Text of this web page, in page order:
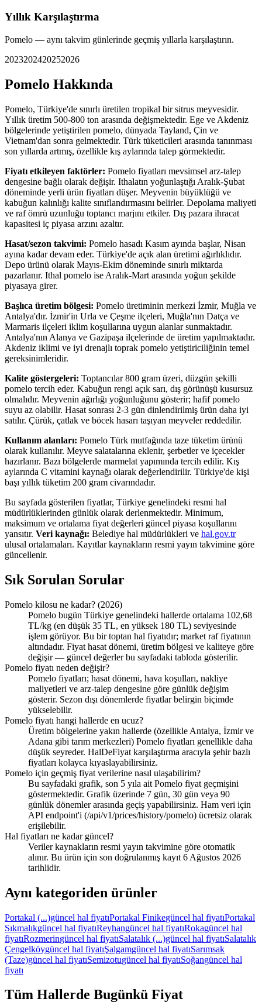
Yıllık Karşılaştırma
Pomelo — aynı takvim günlerinde geçmiş yıllarla karşılaştırın.
2023202420252026
Pomelo Hakkında
Pomelo, Türkiye'de sınırlı üretilen tropikal bir sitrus meyvesidir.
Yıllık üretim 500-800 ton arasında değişmektedir. Ege ve Akdeniz
bölgelerinde yetiştirilen pomelo, dünyada Tayland, Çin ve
Vietnam'dan sonra gelmektedir. Türk tüketicileri arasında tanınması
son yıllarda artmış, özellikle kış aylarında talep görmektedir.
Fiyatı etkileyen faktörler: Pomelo fiyatları mevsimsel arz-talep
dengesine bağlı olarak değişir. Ithalatın yoğunlaştığı Aralık-Şubat
döneminde yerli ürün fiyatları düşer. Meyvenin büyüklüğü ve
kabuğun kalınlığı kalite sınıflandırmasını belirler. Depolama maliyeti
ve raf ömrü uzunluğu toptancı marjını etkiler. Dış pazara ihracat
kapasitesi iç piyasa arzını azaltır.
Hasat/sezon takvimi: Pomelo hasadı Kasım ayında başlar, Nisan
ayına kadar devam eder. Türkiye'de açık alan üretimi ağırlıklıdır.
Depo ürünü olarak Mayıs-Ekim döneminde sınırlı miktarda
pazarlanır. Ithal pomelo ise Aralık-Mart arasında yoğun şekilde
piyasaya girer.
Başlıca üretim bölgesi: Pomelo üretiminin merkezi İzmir, Muğla ve
Antalya'dır. İzmir'in Urla ve Çeşme ilçeleri, Muğla'nın Datça ve
Marmaris ilçeleri iklim koşullarına uygun alanlar sunmaktadır.
Antalya'nın Alanya ve Gazipaşa ilçelerinde de üretim yapılmaktadır.
Akdeniz iklimi ve iyi drenajlı toprak pomelo yetiştiriciliğinin temel
gereksinimleridir.
Kalite göstergeleri: Toptancılar 800 gram üzeri, düzgün şekilli
pomelo tercih eder. Kabuğun rengi açık sarı, dış görünüşü kusursuz
olmalıdır. Meyvenin ağırlığı yoğunluğunu gösterir; hafif pomelo
suyu az olabilir. Hasat sonrası 2-3 gün dinlendirilmiş ürün daha iyi
satılır. Çürük, çatlak ve böcek hasarı taşıyan meyveler reddedilir.
Kullanım alanları: Pomelo Türk mutfağında taze tüketim ürünü
olarak kullanılır. Meyve salatalarına eklenir, şerbetler ve içecekler
hazırlanır. Bazı bölgelerde marmelat yapımında tercih edilir. Kış
aylarında C vitamini kaynağı olarak değerlendirilir. Türkiye'de kişi
başı yıllık tüketim 200 gram civarındadır.
Bu sayfada gösterilen fiyatlar, Türkiye genelindeki resmi hal
müdürlüklerinden günlük olarak derlenmektedir. Minimum,
maksimum ve ortalama fiyat değerleri güncel piyasa koşullarını
yansıtır. Veri kaynağı: Belediye hal müdürlükleri ve hal.gov.tr
ulusal ortalamaları. Kayıtlar kaynakların resmi yayın takvimine göre
güncellenir.
Sık Sorulan Sorular
Pomelo kilosu ne kadar? (2026)
Pomelo bugün Türkiye genelindeki hallerde ortalama 102,68
TL/kg (en düşük 35 TL, en yüksek 180 TL) seviyesinde
işlem görüyor. Bu bir toptan hal fiyatıdır; market raf fiyatının
altındadır. Fiyat hasat dönemi, üretim bölgesi ve kaliteye göre
değişir — güncel değerler bu sayfadaki tabloda gösterilir.
Pomelo fiyatı neden değişir?
Pomelo fiyatları; hasat dönemi, hava koşulları, nakliye
maliyetleri ve arz-talep dengesine göre günlük değişim
gösterir. Sezon dışı dönemlerde fiyatlar belirgin biçimde
yükselebilir.
Pomelo fiyatı hangi hallerde en ucuz?
Üretim bölgelerine yakın hallerde (özellikle Antalya, İzmir ve
Adana gibi tarım merkezleri) Pomelo fiyatları genellikle daha
düşük seyreder. HalDeFiyat karşılaştırma aracıyla şehir bazlı
fiyatları kolayca kıyaslayabilirsiniz.
Pomelo için geçmiş fiyat verilerine nasıl ulaşabilirim?
Bu sayfadaki grafik, son 5 yıla ait Pomelo fiyat geçmişini
göstermektedir. Grafik üzerinde 7 gün, 30 gün veya 90
günlük dönemler arasında geçiş yapabilirsiniz. Ham veri için
API endpoint'i (/api/v1/prices/history/pomelo) ücretsiz olarak
erişilebilir.
Hal fiyatları ne kadar güncel?
Veriler kaynakların resmi yayın takvimine göre otomatik
alınır. Bu ürün için son doğrulanmış kayıt 6 Ağustos 2026
tarihlidir.
Aynı kategoriden ürünler
Portakal (...)güncel hal fiyatıPortakal Finikegüncel hal fiyatıPortakal
Sıkmalıkgüncel hal fiyatıReyhangüncel hal fiyatıRokagüncel hal
fiyatıRozmeringüncel hal fiyatıSalatalık (...)güncel hal fiyatıSalatalık
Çengelköygüncel hal fiyatıŞalgamgüncel hal fiyatıSarımsak
(Taze)güncel hal fiyatıSemizotugüncel hal fiyatıSoğangüncel hal
fiyatı
Tüm Hallerde Bugünkü Fiyat